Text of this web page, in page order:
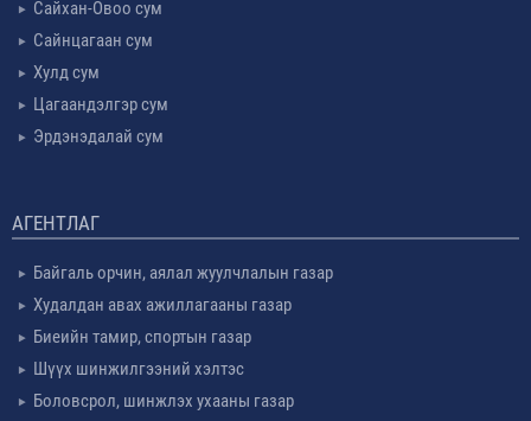
Сайхан-Овоо сум
Сайнцагаан сум
Хулд сум
Цагаандэлгэр сум
Эрдэнэдалай сум
АГЕНТЛАГ
Байгаль орчин, аялал жуулчлалын газар
Худалдан авах ажиллагааны газар
Биеийн тамир, спортын газар
Шүүх шинжилгээний хэлтэс
Боловсрол, шинжлэх ухааны газар